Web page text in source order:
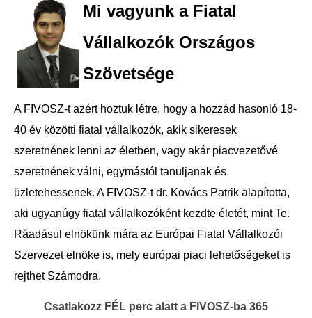
Mi vagyunk a Fiatal
Vállalkozók Országos
Szövetsége
A FIVOSZ-t azért hoztuk létre, hogy a hozzád hasonló 18-
40 év közötti fiatal vállalkozók, akik sikeresek
szeretnének lenni az életben, vagy akár piacvezetővé
szeretnének válni, egymástól tanuljanak és
üzletehessenek. A FIVOSZ-t dr. Kovács Patrik alapította,
aki ugyanúgy fiatal vállalkozóként kezdte életét, mint Te.
Ráadásul elnökünk mára az Európai Fiatal Vállalkozói
Szervezet elnöke is, mely európai piaci lehetőségeket is
rejthet Számodra.
Csatlakozz FÉL perc alatt a FIVOSZ-ba 365